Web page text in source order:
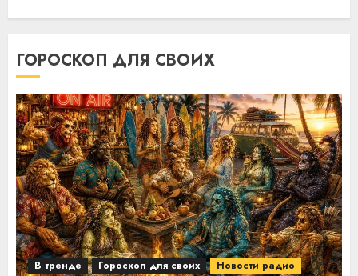
ГОРОСКОП ДЛЯ СВОИХ
В тренде Гороскоп для своих Новости радио